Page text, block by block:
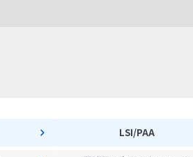
LSI/PAA